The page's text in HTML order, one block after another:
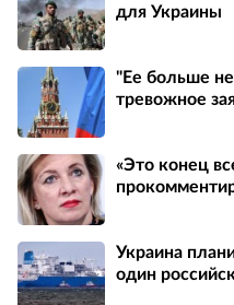
для Украины
"Ее больше
тревожное
«Это конец
Украина
один